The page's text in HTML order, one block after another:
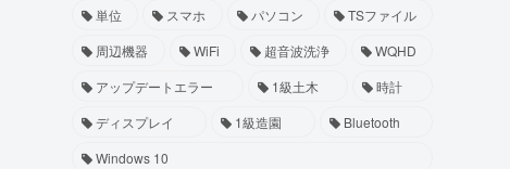
単位
スマホ パソコン
TSファイル
周辺機器
WiFi 超音波洗浄
WQHD
アップデートエラー
1級土木
時計
ディスプレイ
1級造園
Bluetooth
Windows 10